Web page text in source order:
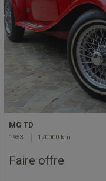
MG TD
1953 170000 km
Faire offre